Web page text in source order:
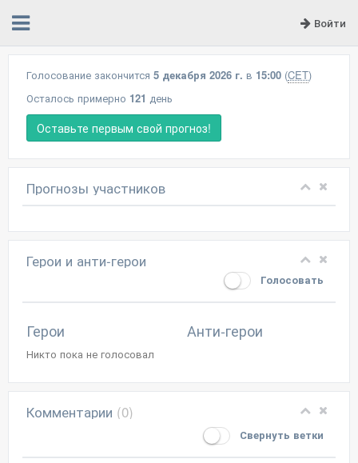
Войти
Голосование закончится 5 декабря 2026 г. в 15:00 (CET)
Осталось примерно 121 день
Оставьте первым свой прогноз!
Прогнозы участников
Герои и анти-герои
Голосовать
Герои
Никто пока не голосовал
Анти-герои
Комментарии (0)
Свернуть ветки